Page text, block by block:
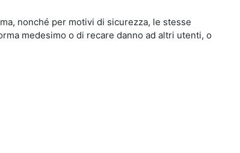
nonché per motivi di sicurezza, le stesse
medesimo o di recare danno ad altri utenti, o